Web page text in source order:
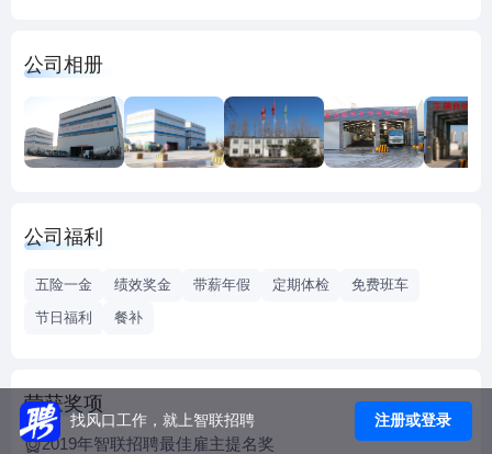
公司相册
公司福利
五险一金 绩效奖金 带薪年假 定期体检
免费班车
节日福利
餐补
荣获奖项
2019年智联招聘最佳雇主提名奖
找风口工作，就上智联招聘 注册或登录